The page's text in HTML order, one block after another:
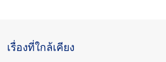
เรื่องที่ใกล้เคียง